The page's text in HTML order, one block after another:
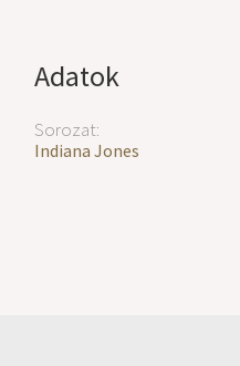
Adatok
Sorozat:
Indiana Jones